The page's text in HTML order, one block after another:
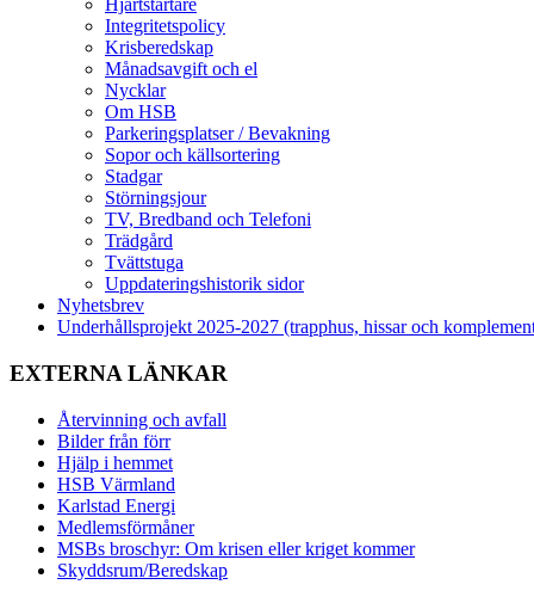
Hjärtstartare
Integritetspolicy
Krisberedskap
Månadsavgift och el
Nycklar
Om HSB
Parkeringsplatser / Bevakning
Sopor och källsortering
Stadgar
Störningsjour
TV, Bredband och Telefoni
Trädgård
Tvättstuga
Uppdateringshistorik sidor
Nyhetsbrev
Underhållsprojekt 2025-2027 (trapphus, hissar och
EXTERNA LÄNKAR
Återvinning och avfall
Bilder från förr
Hjälp i hemmet
HSB Värmland
Karlstad Energi
Medlemsförmåner
MSBs broschyr: Om krisen eller kriget kommer
Skyddsrum/Beredskap